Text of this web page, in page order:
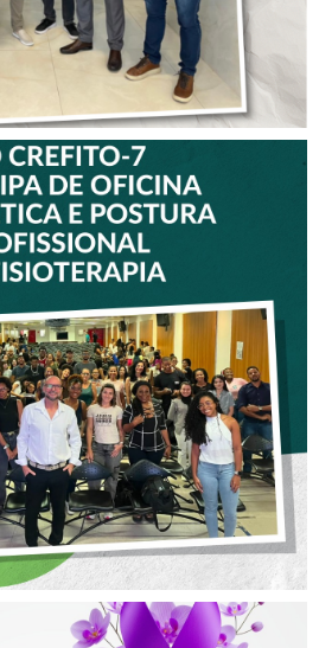
DO
7 PARTICIPA DE
ÉTICA E
PROFISSIONAL